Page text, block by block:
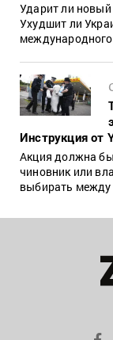
Ударит ли новый
Ухудшит ли
Инструкция от
Акция должна
чиновник или
выбирать